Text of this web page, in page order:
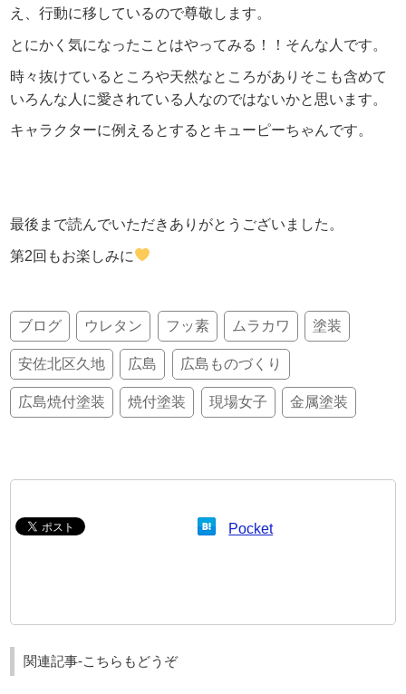
え、行動に移しているので尊敬します。
とにかく気になったことはやってみる！！そんな人です。
時々抜けているところや天然なところがありそこも含めて
いろんな人に愛されている人なのではないかと思います。
キャラクターに例えるとするとキューピーちゃんです。
最後まで読んでいただきありがとうございました。
第2回もお楽しみに
ブログ ウレタン フッ素 ムラカワ 塗装
安佐北区久地 広島 広島ものづくり
広島焼付塗装 焼付塗装 現場女子 金属塗装
Pocket
関連記事-こちらもどうぞ